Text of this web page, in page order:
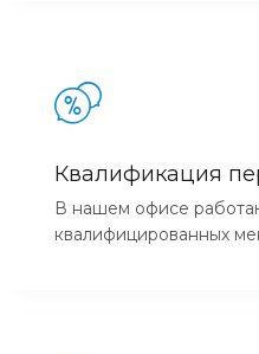
Квалификация
В нашем офисе
квалифицированных